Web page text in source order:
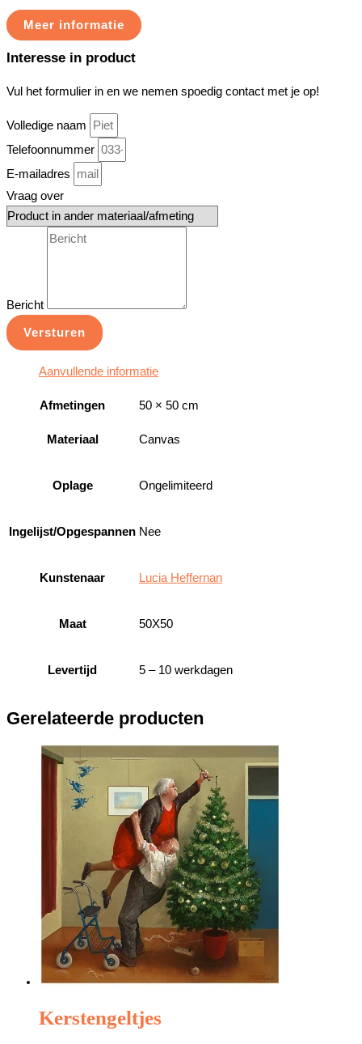
Meer informatie
Interesse in product
Vul het formulier in en we nemen spoedig contact met je op!
Volledige naam
Telefoonnummer
E-mailadres
Vraag over
Bericht
Versturen
Aanvullende informatie
Afmetingen 50 × 50 cm
Materiaal Canvas
Oplage Ongelimiteerd
Ingelijst/Opgespannen Nee
Kunstenaar Lucia Heffernan
Maat 50X50
Levertijd 5 – 10 werkdagen
Gerelateerde producten
Kerstengeltjes